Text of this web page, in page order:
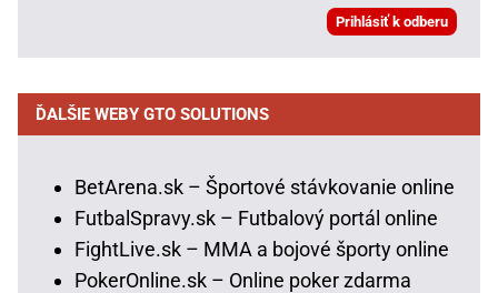
ĎALŠIE WEBY GTO SOLUTIONS
BetArena.sk – Športové stávkovanie online
FutbalSpravy.sk – Futbalový portál online
FightLive.sk – MMA a bojové športy online
PokerOnline.sk – Online poker zdarma